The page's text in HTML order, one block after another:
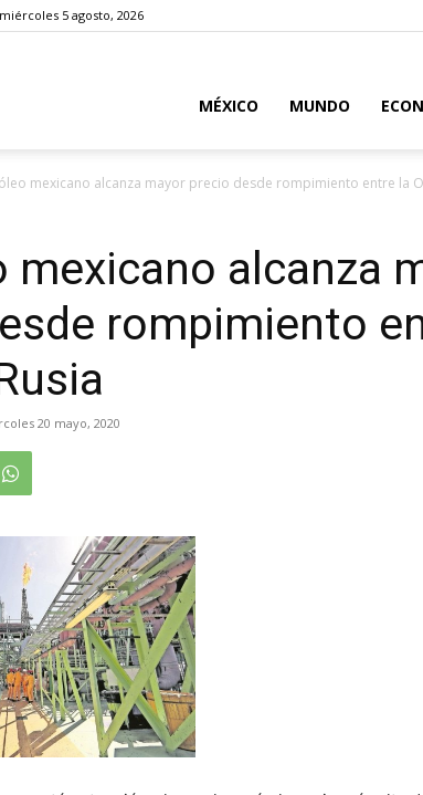
miércoles 5 agosto, 2026
MÉXICO MUNDO
mexicano alcanza mayor precio desde rompimiento entre la
mexicano alcanza
rompimiento
20 mayo, 2020